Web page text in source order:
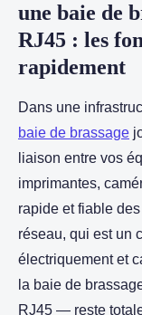
une baie de
RJ45 : les
rapidement
Dans une
baie de brassage
liaison entre vos
imprimantes,
rapide et fiable
réseau, qui est un
électriquement et
la baie de
RJ45 — reste